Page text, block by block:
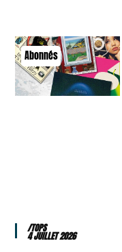
Abonnés
/TOPS
4 JUILLET 2026